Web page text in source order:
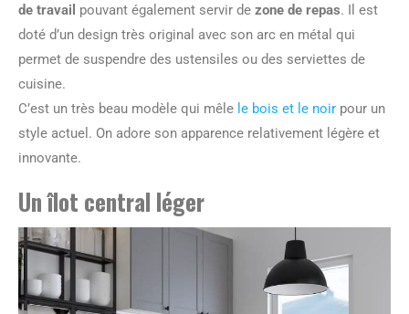
de travail pouvant également servir de zone de repas. Il est
doté d’un design très original avec son arc en métal qui
permet de suspendre des ustensiles ou des serviettes de
cuisine.
C’est un très beau modèle qui mêle le bois et le noir pour un
style actuel. On adore son apparence relativement légère et
innovante.
Un îlot central léger